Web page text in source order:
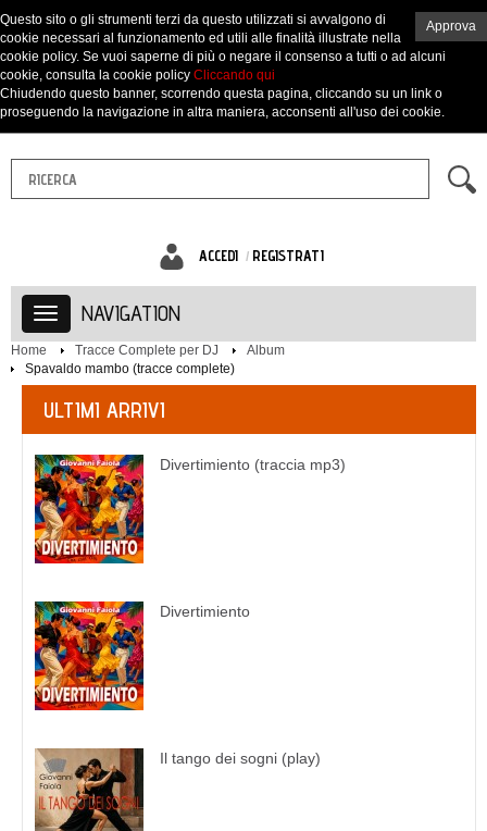
ACCEDI REGISTRATI
NAVIGATION
Home Tracce Complete per DJ
Album
Spavaldo mambo (tracce complete)
ULTIMI ARRIVI
Divertimiento (traccia mp3)
Divertimiento
Il tango dei sogni (play)
Approva
Questo sito o gli strumenti terzi da questo utilizzati si avvalgono di
cookie necessari al funzionamento ed utili alle finalità illustrate nella
cookie policy. Se vuoi saperne di più o negare il consenso a tutti o ad alcuni
cookie, consulta la cookie policy Cliccando qui
Chiudendo questo banner, scorrendo questa pagina, cliccando su un link o
proseguendo la navigazione in altra maniera, acconsenti all'uso dei cookie.